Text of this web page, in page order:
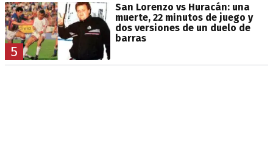
5
San Lorenzo vs Huracán: una
muerte, 22 minutos de juego y
dos versiones de un duelo de
barras